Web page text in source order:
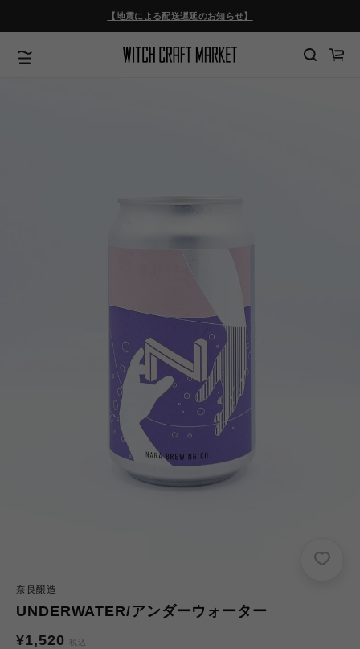
進
む
【地震による配送遅延のお知らせ】
カ
奈良醸造
UNDERWATER/アンダーウォーター
通
¥1,520 税込